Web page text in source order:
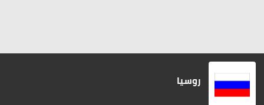
روسيا